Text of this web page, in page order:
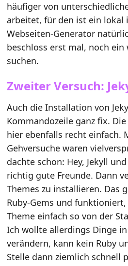
häufiger von
arbeitet, für den ist ein lokal
Webseiten-Generator
beschloss erst mal, noch ein
suchen.
Zweiter Versuch:
Auch die Installation von
Kommandozeile ganz fix.
hier ebenfalls recht einfach.
Gehversuche waren
dachte schon: Hey, Jekyll
richtig gute Freunde. Dann
Themes zu installieren. Das
Ruby-Gems und
Theme einfach so von der
Ich wollte allerdings Dinge
verändern, kann kein Ruby
Stelle dann ziemlich schnell